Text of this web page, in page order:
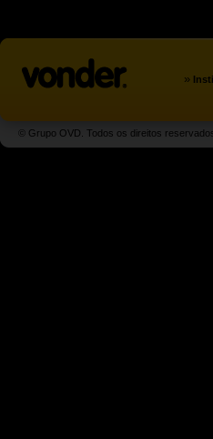
»
© Grupo OVD. Todos os direitos